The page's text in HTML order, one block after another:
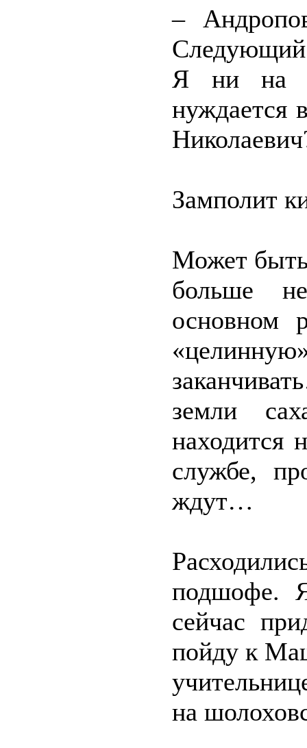
–
Следующий
Я ни на
нуждается
Замполит
Может
больше
основном
земли
находится
службе,
ждут…
подшофе.
сейчас
пойду к
на